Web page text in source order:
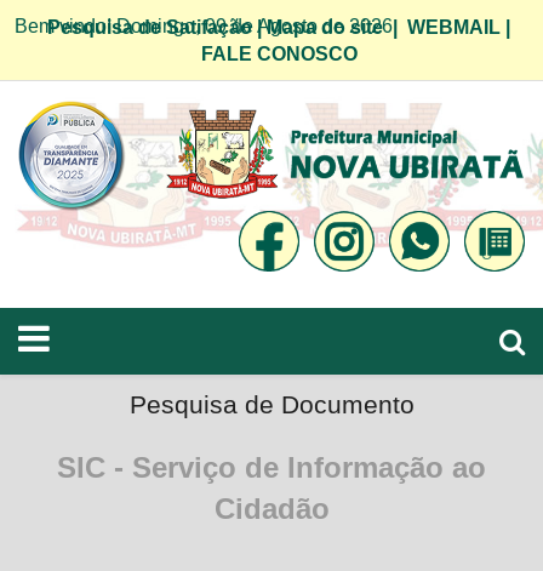
Bem vindo! Domingo, 09 de Agosto de 2026
Pesquisa de Satifação|Mapa do site| WEBMAIL
FALE CONOSCO
Pesquisa de Documento
SIC - Serviço de Informação ao
Cidadão